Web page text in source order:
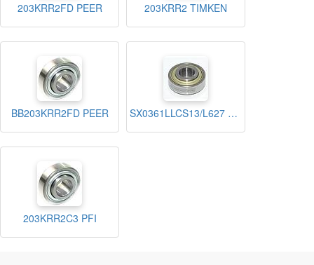
203KRR2FD PEER 203KRR2 TIMKEN
BB203KRR2FD PEER SX0361LLCS13/L627 NTN
203KRR2C3 PFI